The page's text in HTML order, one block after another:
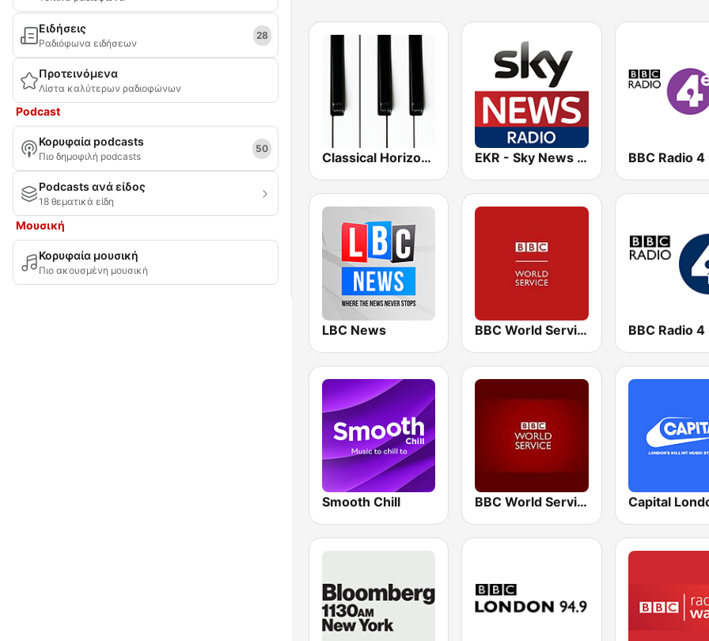
Ειδήσεις
Ραδιόφωνα ειδήσεων
28
Προτεινόμενα
Λίστα καλύτερων ραδιοφώνων
Podcast
Κορυφαία podcasts
Πιο δημοφιλή podcasts
50
Podcasts ανά είδος
18 θεματικά είδη
Μουσική
Κορυφαία μουσική
Πιο ακουσμένη μουσική
Classical Horizon Radio (International) EKR - Sky News Radio BBC Radio 4
LBC News BBC World Service for Africa BBC Radio 4
Smooth Chill BBC World Service Capital